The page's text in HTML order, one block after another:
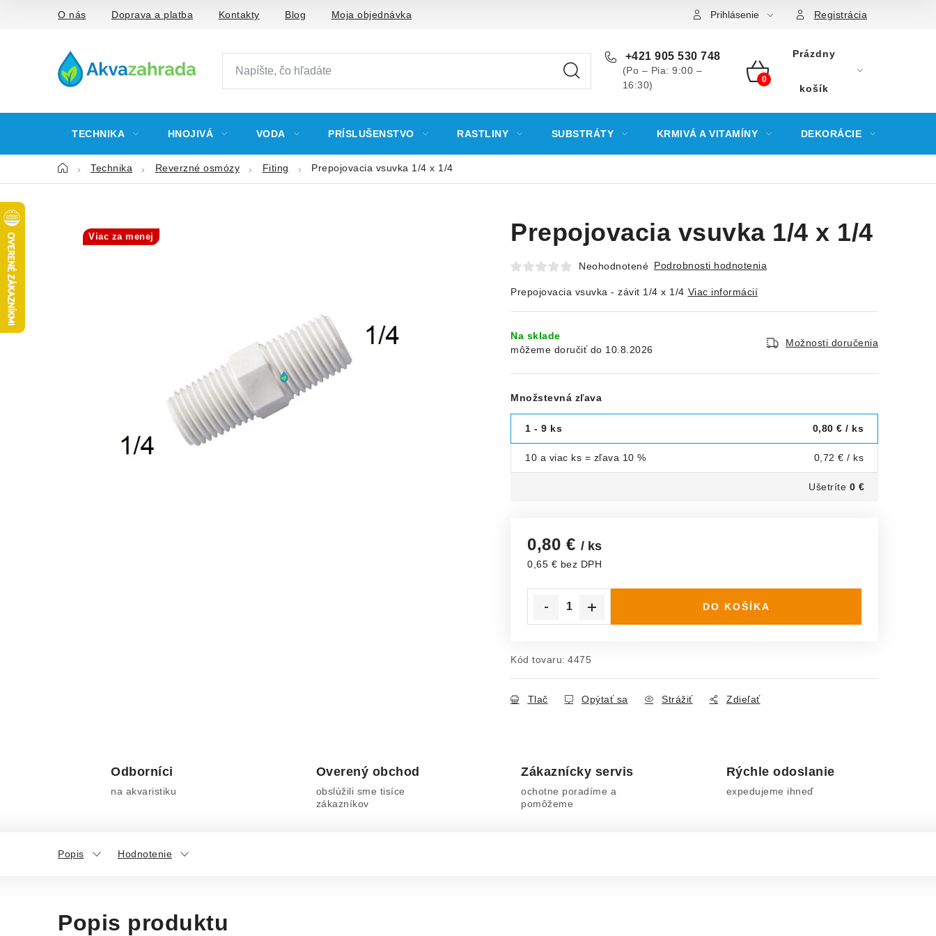
O nás Doprava a platba Kontakty Blog Moja objednávka Prihlásenie Registrácia
+421 905 530 748
(Po – Pia: 9:00 –
16:30)
NÁKUPNÝ
Prázdny
košík
TECHNIKA HNOJIVÁ VODA PRÍSLUŠENSTVO RASTLINY SUBSTRÁTY KRMIVÁ A VITAMÍNY DEKORÁCIE
DomovTechnika Reverzné osmózy Fiting Prepojovacia vsuvka 1/4 x 1/4
Prepojovacia vsuvka 1/4 x 1/4
Neohodnotené Podrobnosti hodnotenia
Prepojovacia vsuvka - závit 1/4 x 1/4 Viac informácií
Na sklade
10.8.2026
Možnosti doručenia
Množstevná zľava
1 - 9 ks 0,80 € / ks
10 a viac ks = zľava 10 % 0,72 € / ks
Ušetríte 0 €
0,80 € / ks
0,65 € bez DPH
DO KOŠÍKA
Kód tovaru: 4475
Tlač Opýtať sa Strážiť Zdieľať
Viac za menej
Odborníci
na akvaristiku
Overený obchod
obslúžili sme tisíce
zákazníkov
Zákaznícky servis
ochotne poradíme a
pomôžeme
Rýchle odoslanie
expedujeme ihneď
Popis Hodnotenie
Popis produktu